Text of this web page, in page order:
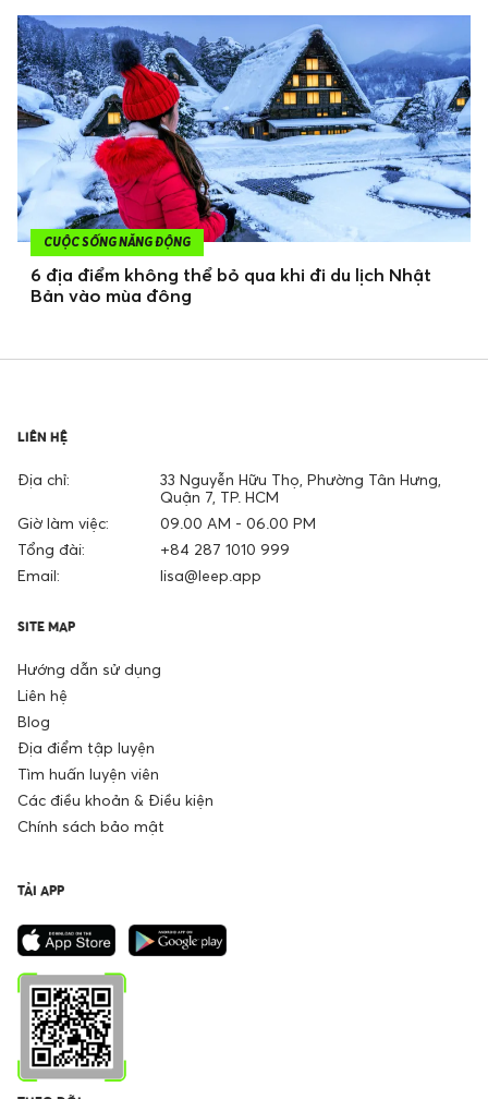
CUỘC SỐNG NĂNG ĐỘNG
6 địa điểm không thể bỏ qua khi đi du lịch Nhật
Bản vào mùa đông
LIÊN HỆ
Địa chỉ:
33 Nguyễn Hữu Thọ, Phường Tân Hưng,
Quận 7, TP. HCM
Giờ làm việc:
09.00 AM - 06.00 PM
Tổng đài:
+84 287 1010 999
Email:
lisa@leep.app
SITE MAP
Hướng dẫn sử dụng
Liên hệ
Blog
Địa điểm tập luyện
Tìm huấn luyện viên
Các điều khoản & Điều kiện
Chính sách bảo mật
TẢI APP